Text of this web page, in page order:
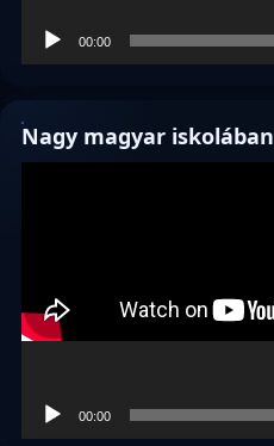
00:00
Nagy magyar iskolában
00:00